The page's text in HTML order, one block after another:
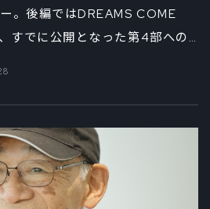
。後編ではDREAMS COME
すでに公開となった第4部への